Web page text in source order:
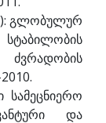
გლობულურ
და